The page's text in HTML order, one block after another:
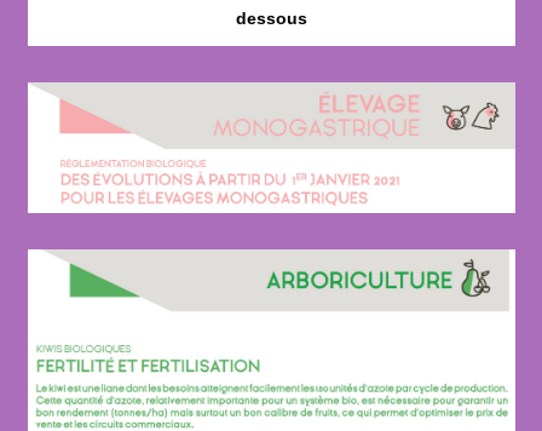
dessous